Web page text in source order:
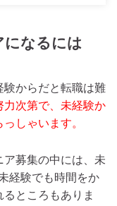
になるには
験からだと転職は難
力次第で、未経験か
しゃいます。
募集の中には、未
経験でも時間をか
ところもありま